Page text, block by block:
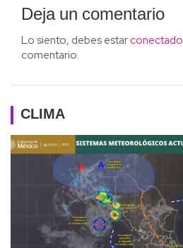
Deja un comentario
Lo siento, debes estar conectado
comentario.
CLIMA